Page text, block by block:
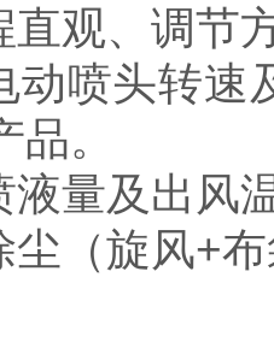
观、调节
喷头转速
。
量及出风
（旋风+